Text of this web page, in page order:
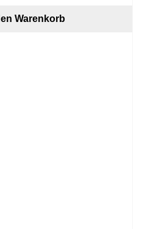
benutze die Schaltflächen um
Warenkorb